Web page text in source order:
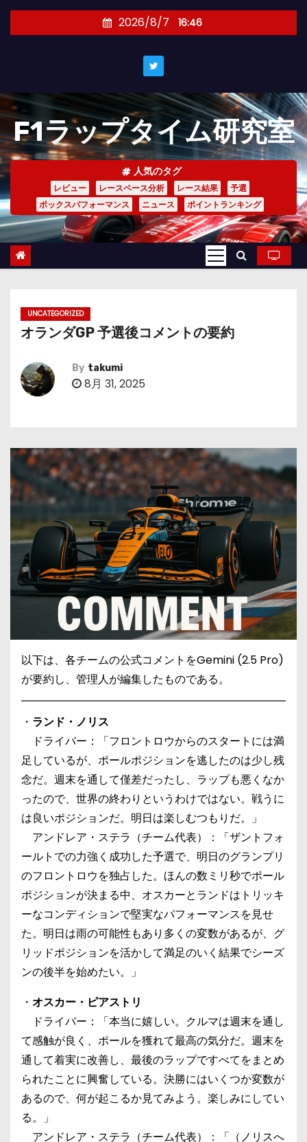
キ
ッ
プ
2026/8/7 16:46
F1ラップタイム研究室
人気のタグ
レビュー レースペース分析 レース結果
予選
ボックスパフォーマンス
ニュース ポイントランキング
UNCATEGORIZED
オランダGP 予選後コメントの要約
By takumi
8月 31, 2025
以下は、各チームの公式コメントをGemini (2.5 Pro)
が要約し、管理人が編集したものである。
・ ランド・ノリス
ドライバー：「フロントロウからのスタートには満
足しているが、ポールポジションを逃したのは少し残
念だ。週末を通して僅差だったし、ラップも悪くなか
ったので、世界の終わりというわけではない。戦うに
は良いポジションだ。明日は楽しむつもりだ。」
アンドレア・ステラ（チーム代表）：「ザントフォ
ールトでの力強く成功した予選で、明日のグランプリ
のフロントロウを独占した。ほんの数ミリ秒でポール
ポジションが決まる中、オスカーとランドはトリッキ
ーなコンディションで堅実なパフォーマンスを見せ
た。明日は雨の可能性もあり多くの変数があるが、グ
リッドポジションを活かして満足のいく結果でシーズ
ンの後半を始めたい。」
・ オスカー・ピアストリ
ドライバー：「本当に嬉しい。クルマは週末を通し
て感触が良く、ポールを獲れて最高の気分だ。週末を
通して着実に改善し、最後のラップですべてをまとめ
られたことに興奮している。決勝にはいくつか変数が
あるので、何が起こるか見てみよう。楽しみにしてい
る。」
アンドレア・ステラ（チーム代表）：「（ノリスへ